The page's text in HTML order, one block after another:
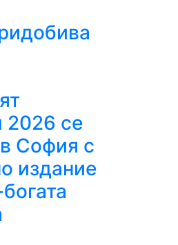
2026 се
София с
издание